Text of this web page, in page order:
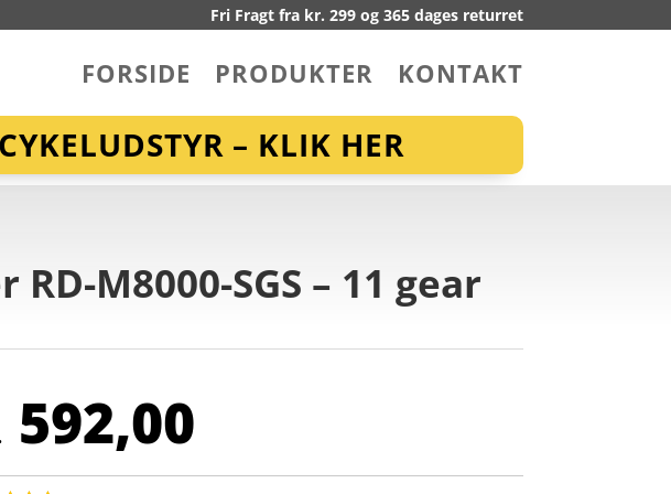
Fri Fragt fra kr. 299 og 365 dages returret
FORSIDE PRODUKTER KONTAKT
– KLIK HER
M8000-SGS – 11 gear
592,00